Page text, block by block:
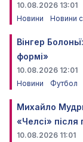
10.08.2026 13:01
Новини
Новини
Вінгер
формі»
10.08.2026 12:01
Новини
Футбол
Михайло
«Челсі» після
10.08.2026 11:01